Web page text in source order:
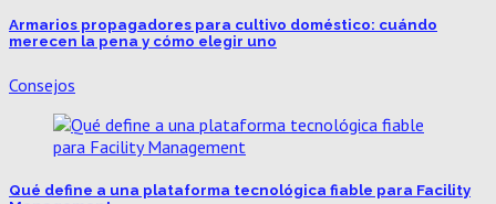
Armarios propagadores para cultivo doméstico: cuándo
merecen la pena y cómo elegir uno
Consejos
Qué define a una plataforma tecnológica fiable para Facility